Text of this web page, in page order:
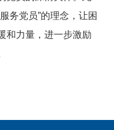
务党员”的理念，让困
和力量，进一步激励